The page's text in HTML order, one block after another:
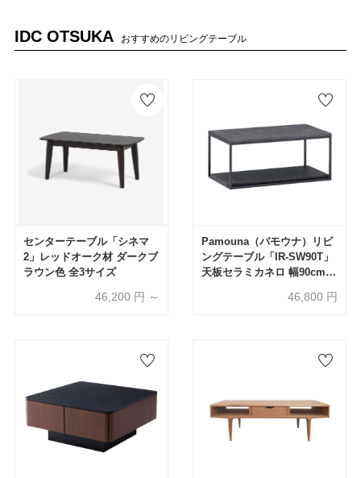
IDC OTSUKA おすすめのリビングテーブル
センターテーブル「シネマ
2」レッドオーク材 ダークブ
ラウン色 全3サイズ
46,200 円 ～
Pamouna（パモウナ）リビ
ングテーブル「IR-SW90T」
天板セラミカネロ 幅90cm
46,800 円